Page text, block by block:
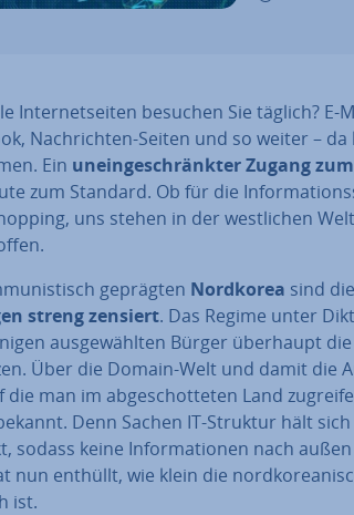
In­ter­net­sei­ten besuchen Sie täglich? E-
Nach­rich­ten-Seiten und so weiter –
Ein un­ein­ge­schränk­ter Zugang
zum Standard. Ob für die
uns stehen in der west­li­chen
geprägten Nordkorea sind die
streng zensiert. Das Regime unter
aus­ge­wähl­ten Bürger überhaupt
Über die Domain-Welt und damit die
die man im ab­ge­schot­te­ten Land
Denn Sachen IT-Struktur hält
sodass keine In­for­ma­tio­nen nach
nun enthüllt, wie klein die
ist.